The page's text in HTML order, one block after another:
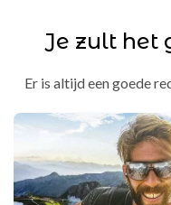
Je zult het
Er is altijd een goede